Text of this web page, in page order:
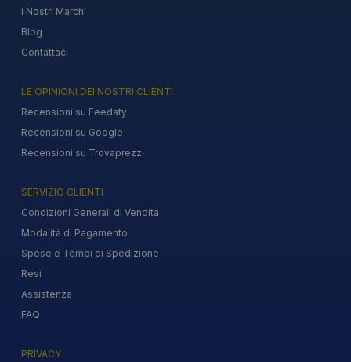
I Nostri Marchi
Blog
Contattaci
LE OPINIONI DEI NOSTRI CLIENTI
Recensioni su Feedaty
Recensioni su Google
Recensioni su Trovaprezzi
SERVIZIO CLIENTI
Condizioni Generali di Vendita
Modalità di Pagamento
Spese e Tempi di Spedizione
Resi
Assistenza
FAQ
PRIVACY